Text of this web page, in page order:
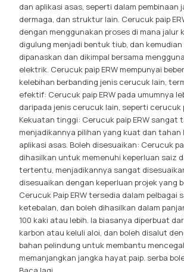
dan aplikasi asas, seperti dalam pembinaan
dermaga, dan struktur lain. Cerucuk paip
dengan menggunakan proses di mana jalur
digulung menjadi bentuk tiub, dan kemudian
dipanaskan dan dikimpal bersama
elektrik. Cerucuk paip ERW mempunyai
kelebihan berbanding jenis cerucuk lain,
efektif: Cerucuk paip ERW pada umumnya
daripada jenis cerucuk lain, seperti cerucuk
Kekuatan tinggi: Cerucuk paip ERW sangat
menjadikannya pilihan yang kuat dan tahan
aplikasi asas. Boleh disesuaikan: Cerucuk
dihasilkan untuk memenuhi keperluan saiz
tertentu, menjadikannya sangat
disesuaikan dengan keperluan projek yang
Cerucuk Paip ERW tersedia dalam pelbagai
ketebalan, dan boleh dihasilkan dalam
100 kaki atau lebih. Ia biasanya diperbuat
karbon atau keluli aloi, dan boleh disalut
bahan pelindung untuk membantu
memanjangkan jangka hayat paip. serba